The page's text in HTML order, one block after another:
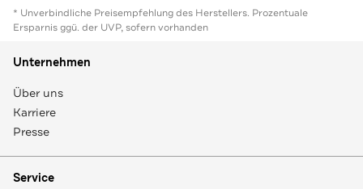
* Unverbindliche Preisempfehlung des Herstellers. Prozentuale
Ersparnis ggü. der UVP, sofern vorhanden
Unternehmen
Über uns
Karriere
Presse
Service